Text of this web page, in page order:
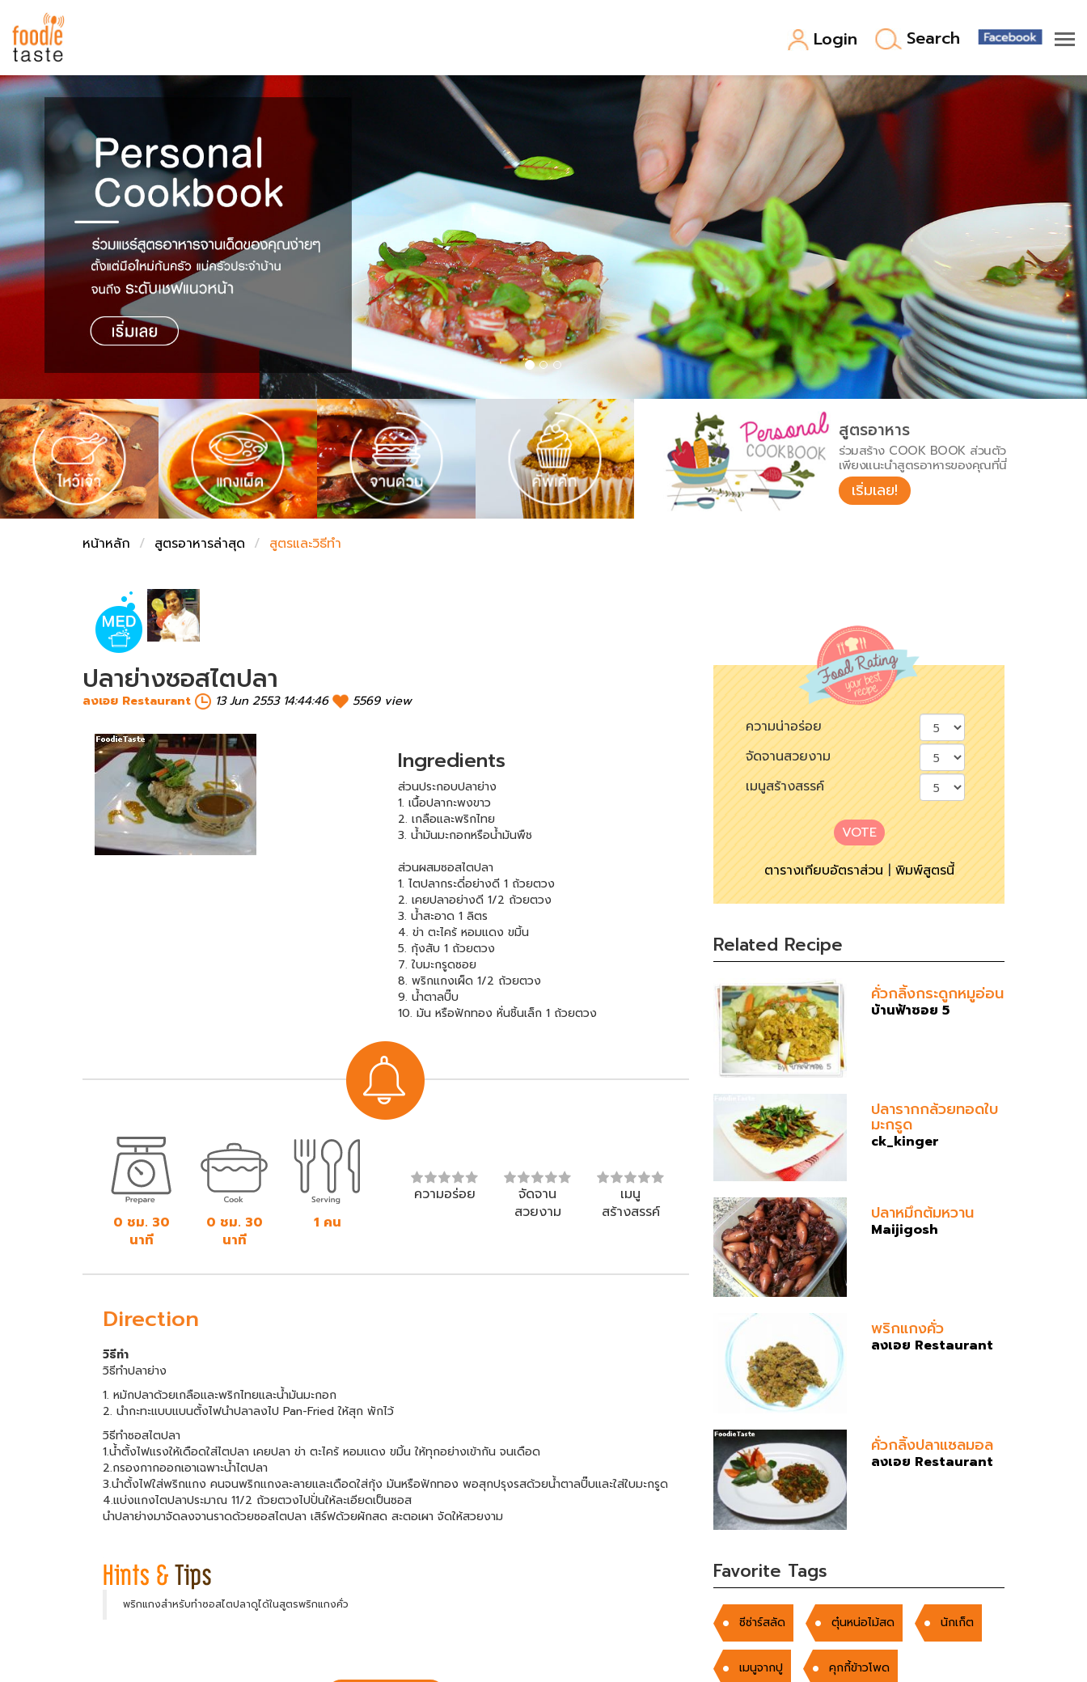
Login Search
สูตรอาหาร
สูตรอาหารล่าสุด
Top Foodie
พาไปชิม
สารพันก้นครัว
เคล็ดลับน่ารู้
เปรียบเทียบหน่วยการตวง
เปรียบเทียบอุณหภูมิ
เปรียบเทียบน้ำหนักวัตถุดิบ
ชั่งตวงเนย
FoodPedia
สร้าง Cookbook
สูตรอาหาร
ร่วมสร้าง COOK BOOK ส่วนตัว
เพียงแนะนำสูตรอาหารของคุณที่นี่
เริ่มเลย!
หน้าหลัก สูตรอาหารล่าสุด สูตรและวิธีทำ
ปลาย่างซอสไตปลา
ลงเอย Restaurant 13 Jun 2553 14:44:46 5569 view
Ingredients
ส่วนประกอบปลาย่าง
1. เนื้อปลากะพงขาว
2. เกลือและพริกไทย
3. น้ำมันมะกอกหรือน้ำมันพืช
ส่วนผสมซอสไตปลา
1. ไตปลากระดี่อย่างดี 1 ถ้วยตวง
2. เคยปลาอย่างดี 1/2 ถ้วยตวง
3. น้ำสะอาด 1 ลิตร
4. ข่า ตะไคร้ หอมแดง ขมิ้น
5. กุ้งสับ 1 ถ้วยตวง
7. ใบมะกรูดซอย
8. พริกแกงเผ็ด 1/2 ถ้วยตวง
9. น้ำตาลปิ๊บ
10. มัน หรือฟักทอง หั่นชิ้นเล็ก 1 ถ้วยตวง
0 ชม. 30
นาที
0 ชม. 30
นาที
1 คน
ความอร่อย
จัดจาน
สวยงาม
เมนู
สร้างสรรค์
Direction
วิธีทำ
วิธีทำปลาย่าง
1. หมักปลาด้วยเกลือและพริกไทยและน้ำมันมะกอก
2. นำกะทะแบบแบนตั้งไฟนำปลาลงไป Pan-Fried ให้สุก พักไว้
วิธีทำซอสไตปลา
1.น้ำตั้งไฟแรงให้เดือดใส่ไตปลา เคยปลา ข่า ตะไคร้ หอมแดง ขมิ้น ให้ทุกอย่างเข้ากัน จนเดือด
2.กรองกากออกเอาเฉพาะน้ำไตปลา
3.นำตั้งไฟใส่พริกแกง คนจนพริกแกงละลายและเดือดใส่กุ้ง มันหรือฟักทอง พอสุกปรุงรสด้วยน้ำตาลปิ๊บและใส่ใบมะกรูด
4.แบ่งแกงไตปลาประมาณ 11/2 ถ้วยตวงไปปั่นให้ละเอียดเป็นซอส
นำปลาย่างมาจัดลงจานราดด้วยซอสไตปลา เสิร์ฟด้วยผักสด สะตอเผา จัดให้สวยงาม
พริกแกงสำหรับทำซอสไตปลาดูได้ในสูตรพริกแกงคั่ว
ความน่าอร่อย
จัดจานสวยงาม
เมนูสร้างสรรค์
VOTE
ตารางเทียบอัตราส่วน|พิมพ์สูตรนี้
Related Recipe
คั่วกลิ้งกระดูกหมูอ่อน
บ้านฟ้าซอย 5
ปลารากกล้วยทอดใบ
มะกรูด
ck_kinger
ปลาหมึกต้มหวาน
Maijigosh
พริกแกงคั่ว
ลงเอย Restaurant
คั่วกลิ้งปลาแซลมอล
ลงเอย Restaurant
Favorite Tags
ซีซ่าร์สลัด ตุ๋นหน่อไม้สด นักเก็ต
เมนูจากปู คุกกี้ข้าวโพด